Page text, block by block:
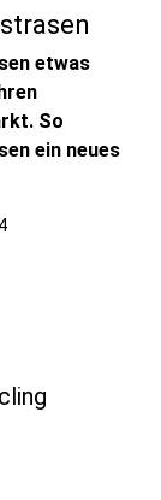
etwas
So
ein neues